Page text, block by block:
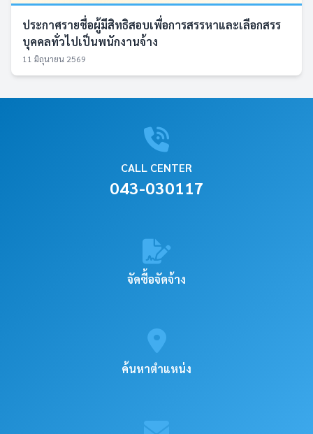
ประกาศรายชื่อผู้มีสิทธิสอบเพื่อการสรรหาและเลือกสรร
บุคคลทั่วไปเป็นพนักงานจ้าง
11 มิถุนายน 2569
CALL CENTER
043-030117
จัดซื้อจัดจ้าง
ค้นหาตำแหน่ง